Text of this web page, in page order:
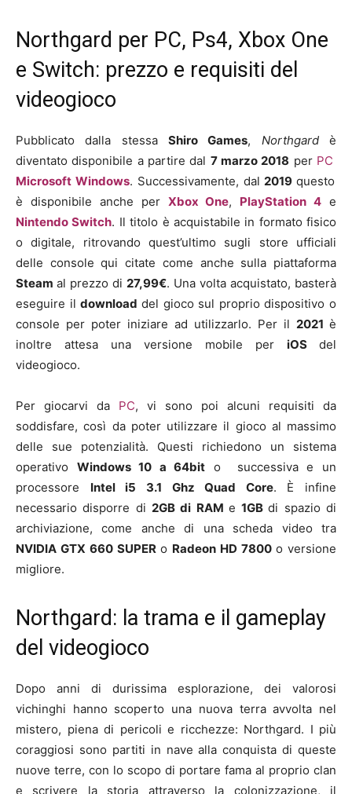
Northgard per PC, Ps4, Xbox One
e Switch: prezzo e requisiti del
videogioco
Pubblicato dalla stessa Shiro Games, Northgardè
diventato disponibile a partire dal 7marzo 2018 per PC
Microsoft Windows. Successivamente, dal2019questo
è disponibile anche per Xbox One, PlayStation 4 e
Nintendo Switch. Il titolo è acquistabile in formato fisico
o digitale, ritrovando quest’ultimo sugli store ufficiali
delle console qui citate come anche sulla piattaforma
Steam al prezzo di 27,99€. Una volta acquistato, basterà
eseguire ildownload del gioco sul proprio dispositivo o
console per poter iniziare ad utilizzarlo. Per il 2021 è
inoltre attesa una versione mobile per iOS del
videogioco.
Per giocarvi da PC, vi sono poi alcuni requisiti da
soddisfare, così da poter utilizzare il gioco al massimo
delle sue potenzialità. Questi richiedono un sistema
operativo Windows 10 a 64bit o successiva e un
processore Intel i5 3.1 Ghz Quad Core. È infine
necessario disporre di 2GB di RAM e1GBdi spazio di
archiviazione, come anche di una scheda video tra
NVIDIA GTX 660 SUPER o Radeon HD 7800 o versione
migliore.
Northgard: la trama e il gameplay
del videogioco
Dopo anni di durissima esplorazione, dei valorosi
vichinghi hanno scoperto una nuova terra avvolta nel
mistero, piena di pericoli e ricchezze: Northgard. I più
coraggiosi sono partiti in nave alla conquista di queste
nuove terre, con lo scopo di portare fama al proprio clan
e scrivere la storia attraverso la colonizzazione, il